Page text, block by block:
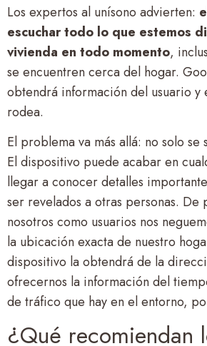
Los expertos al unísono advierten:
escuchar todo lo que estemos
vivienda en todo momento,
se encuentren cerca del hogar.
obtendrá información del usuario y
rodea.
El problema va más allá: no solo se
El dispositivo puede acabar en
llegar a conocer detalles
ser revelados a otras personas. De
nosotros como usuarios nos
la ubicación exacta de nuestro
dispositivo la obtendrá de la
ofrecernos la información del
de tráfico que hay en el entorno,
¿Qué recomiendan